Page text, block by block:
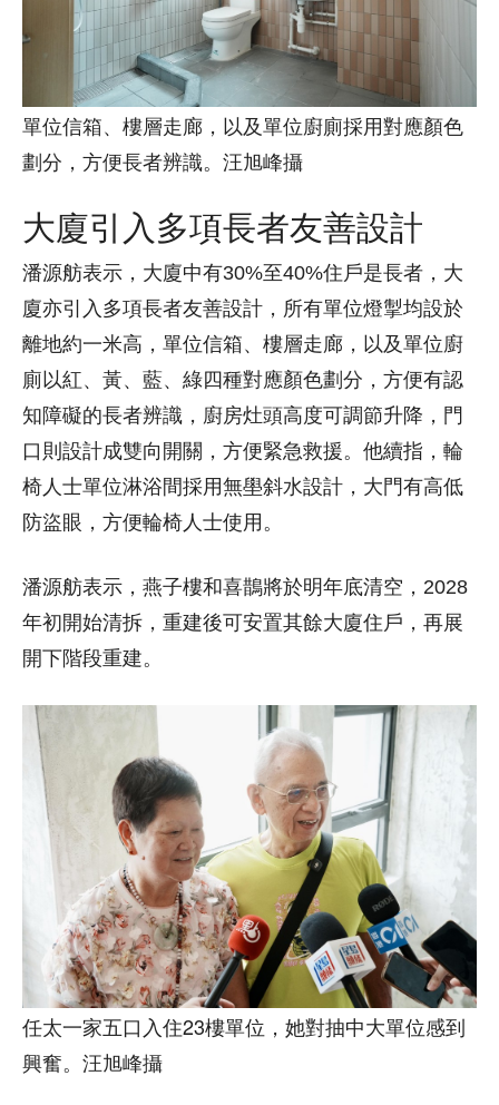
單位信箱、樓層走廊，以及單位廚廁採用對應顏色
劃分，方便長者辨識。汪旭峰攝
大廈引入多項長者友善設計
潘源舫表示，大廈中有30%至40%住戶是長者，大
廈亦引入多項長者友善設計，所有單位燈掣均設於
離地約一米高，單位信箱、樓層走廊，以及單位廚
廁以紅、黃、藍、綠四種對應顏色劃分，方便有認
知障礙的長者辨識，廚房灶頭高度可調節升降，門
口則設計成雙向開關，方便緊急救援。他續指，輪
椅人士單位淋浴間採用無壆斜水設計，大門有高低
防盜眼，方便輪椅人士使用。
潘源舫表示，燕子樓和喜鵲將於明年底清空，2028
年初開始清拆，重建後可安置其餘大廈住戶，再展
開下階段重建。
任太一家五口入住23樓單位，她對抽中大單位感到
興奮。汪旭峰攝